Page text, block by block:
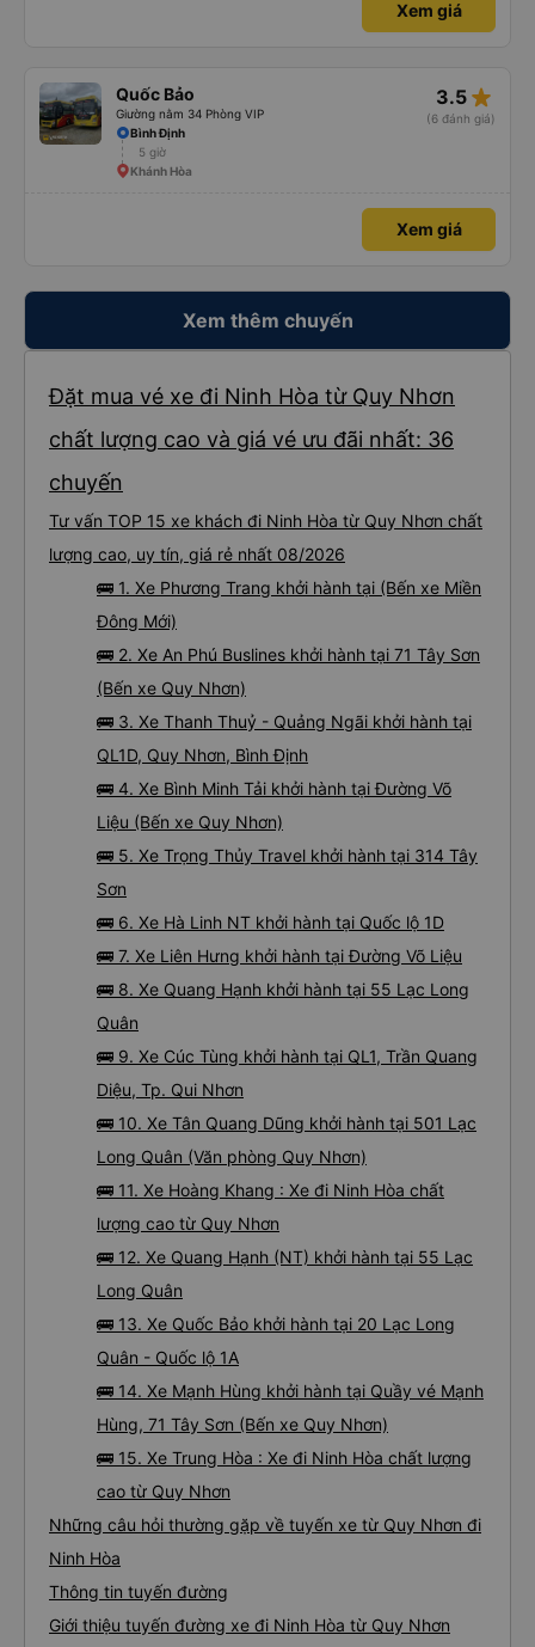
trợ ạ. Số mình đuôi 666, chuyến ĐH-NT ngày 16/1. À các bạn nữ lễ tân xinh
iu còn đổi cho mình phòng đơn sang đôi xong còn note là (một mình) yêu
Xem giá
Quốc Bảo
Giường nằm 34 Phòng VIP
3.5 star_rate
(6 đánh giá)
Bình Định
5 giờ
Khánh Hòa
Xem giá
Xem thêm chuyến
Đặt mua vé xe đi Ninh Hòa từ Quy Nhơn
chất lượng cao và giá vé ưu đãi nhất: 36
chuyến
Tư vấn TOP 15 xe khách đi Ninh Hòa từ Quy Nhơn chất
lượng cao, uy tín, giá rẻ nhất 08/2026
🚌 1. Xe Phương Trang khởi hành tại (Bến xe Miền
Đông Mới)
🚌 2. Xe An Phú Buslines khởi hành tại 71 Tây Sơn
(Bến xe Quy Nhơn)
🚌 3. Xe Thanh Thuỷ - Quảng Ngãi khởi hành tại
QL1D, Quy Nhơn, Bình Định
🚌 4. Xe Bình Minh Tải khởi hành tại Đường Võ
Liệu (Bến xe Quy Nhơn)
🚌 5. Xe Trọng Thủy Travel khởi hành tại 314 Tây
Sơn
🚌 6. Xe Hà Linh NT khởi hành tại Quốc lộ 1D
🚌 7. Xe Liên Hưng khởi hành tại Đường Võ Liệu
🚌 8. Xe Quang Hạnh khởi hành tại 55 Lạc Long
Quân
🚌 9. Xe Cúc Tùng khởi hành tại QL1, Trần Quang
Diệu, Tp. Qui Nhơn
🚌 10. Xe Tân Quang Dũng khởi hành tại 501 Lạc
Long Quân (Văn phòng Quy Nhơn)
🚌 11. Xe Hoàng Khang : Xe đi Ninh Hòa chất
lượng cao từ Quy Nhơn
🚌 12. Xe Quang Hạnh (NT) khởi hành tại 55 Lạc
Long Quân
🚌 13. Xe Quốc Bảo khởi hành tại 20 Lạc Long
Quân - Quốc lộ 1A
🚌 14. Xe Mạnh Hùng khởi hành tại Quầy vé Mạnh
Hùng, 71 Tây Sơn (Bến xe Quy Nhơn)
🚌 15. Xe Trung Hòa : Xe đi Ninh Hòa chất lượng
cao từ Quy Nhơn
Những câu hỏi thường gặp về tuyến xe từ Quy Nhơn đi
Ninh Hòa
Thông tin tuyến đường
Giới thiệu tuyến đường xe đi Ninh Hòa từ Quy Nhơn